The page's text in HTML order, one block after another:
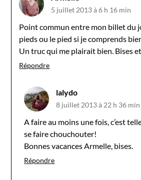
5 juillet 2013 à 6 h 16 min
Point commun entre mon billet du
pieds ou le pied si je comprends
Un truc qui me plairait bien. Bises
Répondre
lalydo
8 juillet 2013 à 22 h 36 min
A faire au moins une fois, c’est
se faire chouchouter!
Bonnes vacances Armelle, bises.
Répondre